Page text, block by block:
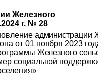
Железного
г. № 28
администрации
от 01 ноября 2023
Железного
социальной